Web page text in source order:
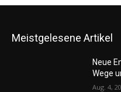
Meistgelesene Artikel
Neue
Wege
Aug. 4,